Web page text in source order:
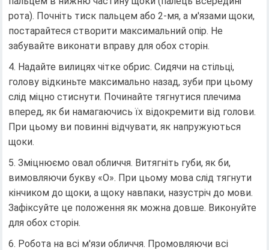
рота). Почніть тиск пальцем або 2-мя, а м'язами щоки,
постарайтеся створити максимальний опір. Не
забувайте виконати вправу для обох сторін.
Надайте вилицях чітке обрис. Сидячи на стільці,
голову відкиньте максимально назад, зуби при цьому
слід міцно стиснути. Починайте тягнутися плечима
вперед, як би намагаючись їх відокремити від голови.
При цьому ви повинні відчувати, як напружуються
щоки.
Зміцнюємо овал обличчя. Витягніть губи, як би,
вимовляючи букву «О». При цьому мова слід тягнути
кінчиком до щоки, а щоку навпаки, назустріч до мови.
Зафіксуйте це положення як можна довше. Виконуйте
для обох сторін.
Робота на всі м'язи обличчя. Промовляючи всі